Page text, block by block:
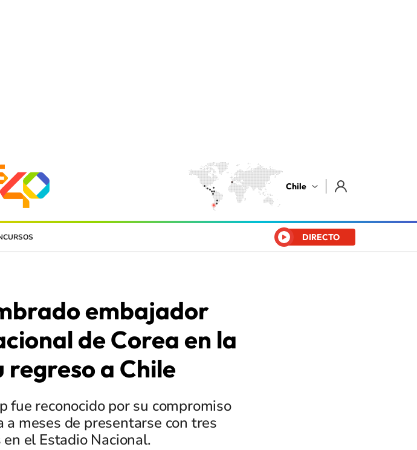
Chile
DIRECTO
embajador
de Corea en la
regreso a Chile
fue reconocido por su compromiso
meses de presentarse con tres
el Estadio Nacional.